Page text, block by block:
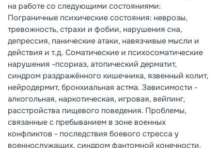
на работе со следующими состояниями:
Пограничные психические состояния: неврозы,
тревожность, страхи и фобии, нарушения сна,
депрессия, панические атаки, навязчивые мысли и
действия и т.д. Соматические и психосоматические
нарушения -псориаз, атопический дерматит,
синдром раздражённого кишечника, язвенный колит,
нейродермит, бронхиальная астма. Зависимости -
алкогольная, наркотическая, игровая, вейпинг,
расстройства пищевого поведения. Проблемы,
связанные с пребыванием в зоне военных
конфликтов - последствия боевого стресса у
военнослужащих, синдром фантомной конечности.